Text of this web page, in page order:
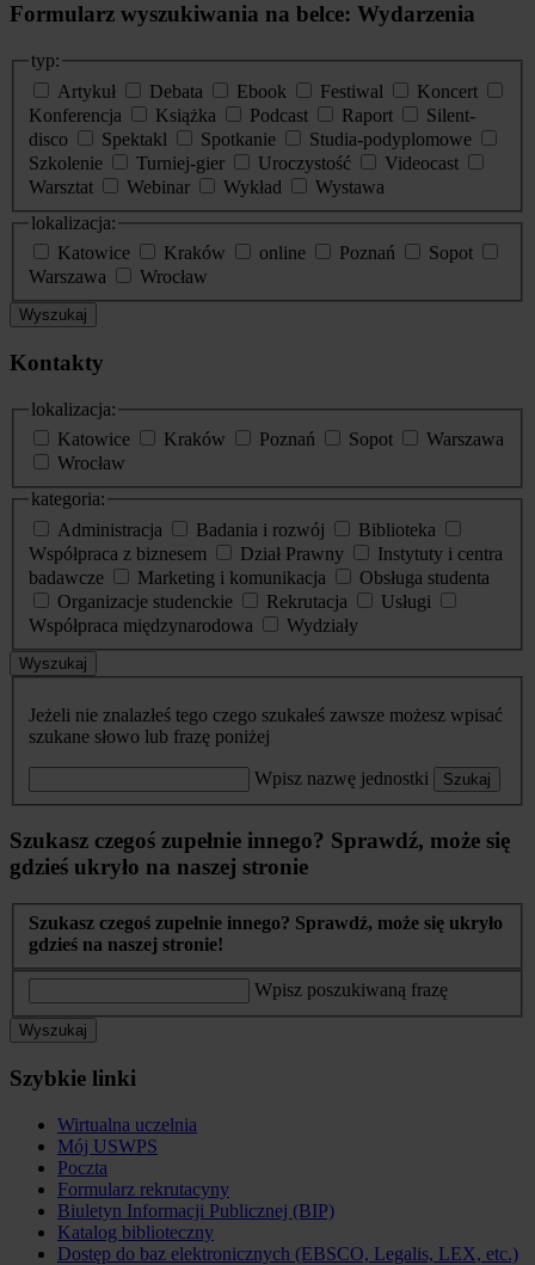
Formularz wyszukiwania na belce: Wydarzenia
typ:
Artykuł
Debata Ebook Festiwal
Koncert
Konferencja
Książka Podcast Raport
Silent-
disco
Spektakl Spotkanie
Studia-podyplomowe
Szkolenie
Turniej-gier Uroczystość
Videocast
Warsztat
Webinar Wykład
Wystawa
lokalizacja:
Katowice
Kraków online Poznań
Sopot
Warszawa
Wrocław
Wyszukaj
Kontakty
lokalizacja:
Katowice
Kraków Poznań Sopot
Warszawa
Wrocław
kategoria:
Administracja
Badania i rozwój
Biblioteka
Współpraca z biznesem
Dział Prawny
Instytuty i centra
badawcze
Marketing i komunikacja
Obsługa studenta
Organizacje studenckie
Rekrutacja
Usługi
Współpraca międzynarodowa
Wydziały
Wyszukaj
Jeżeli nie znalazłeś tego czego szukałeś zawsze możesz wpisać
szukane słowo lub frazę poniżej
Wpisz nazwę jednostki Szukaj
Szukasz czegoś zupełnie innego? Sprawdź, może się
gdzieś ukryło na naszej stronie
Szukasz czegoś zupełnie innego? Sprawdź, może się ukryło
gdzieś na naszej stronie!
Wpisz poszukiwaną frazę
Wyszukaj
Szybkie linki
Wirtualna uczelnia
Mój USWPS
Poczta
Formularz rekrutacyny
Biuletyn Informacji Publicznej (BIP)
Katalog biblioteczny
Dostęp do baz elektronicznych (EBSCO, Legalis, LEX, etc.)